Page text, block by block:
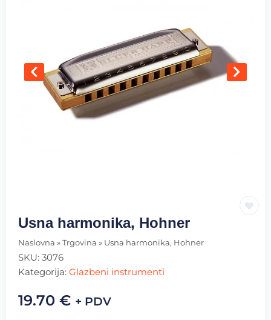
Usna harmonika, Hohner
Naslovna » Trgovina » Usna harmonika, Hohner
SKU: 3076
Kategorija: Glazbeni instrumenti
19.70 € + PDV